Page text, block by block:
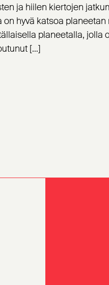
ja hiilen kiertojen
hyvä katsoa
planeetalla, jolla
[…]